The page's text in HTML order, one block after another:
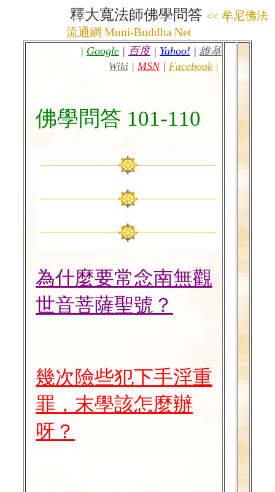
釋大寬法師佛學問答 << 牟尼佛法
流通網 Muni-Buddha Net
| Google | 百度 | Yahoo! | 維基
Wiki | MSN | Facebook |
佛學問答 101-110
為什麼要常念南無觀
世音菩薩聖號？
幾次險些犯下手淫重
罪，末學該怎麼辦
呀？